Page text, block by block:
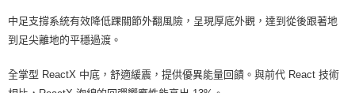
中足支撐系統有效降低踝關節外翻風險，呈現厚底外觀，達到從後跟著地
到足尖離地的平穩過渡。
全掌型 ReactX 中底，舒適緩震，提供優異能量回饋。與前代 React 技術